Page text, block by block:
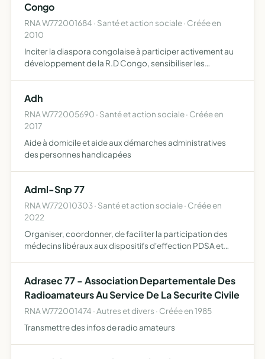
Congo
RNA W772001684 · Santé et action sociale · Créée en
2010
Inciter la diaspora congolaise à participer activement au
développement de la R.D Congo, sensibiliser les
contre la…
Adh
RNA W772005690 · Santé et action sociale · Créée en
2017
Aide à domicile et aide aux démarches administratives
des personnes handicapées
Adml-Snp 77
RNA W772010303 · Santé et action sociale · Créée en
2022
Organiser, coordonner, de faciliter la participation des
médecins libéraux aux dispositifs d'effection PDSA et
Adrasec 77 - Association Departementale Des
Radioamateurs Au Service De La Securite Civile
RNA W772001474 · Autres et divers · Créée en 1985
Transmettre des infos de radio amateurs